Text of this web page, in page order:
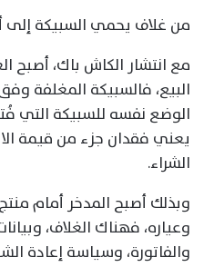
من غلاف يحمي السبيكة
مع انتشار الكاش باك، أصبح
البيع، فالسبيكة المغلفة
الوضع نفسه للسبيكة التي
يعني فقدان جزء من قيمة
الشراء.
وبذلك أصبح المدخر أمام
وعياره، فهناك الغلاف،
والفاتورة، وسياسة إعادة